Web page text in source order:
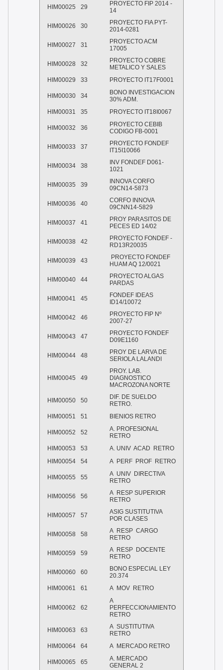
HIM00025 29
PROYECTO FIP 2014 -
14
HIM00026 30
PROYECTO FIA PYT-
2014-0281
HIM00027 31
PROYECTO ACM
17005
HIM00028 32
PROYECTO COBRE
METALICO Y SALES
HIM00029
33 PROYECTO IT17F0001
HIM00030 34
BONO INVESTIGACION
30% ADM.
HIM00031
35 PROYECTO IT18I0067
HIM00032 36
PROYECTO CEBIB
CODIGO FB-0001
HIM00033 37
PROYECTO FONDEF
IT15I10066
HIM00034 38
INV FONDEF D061-
1021
HIM00035 39
INNOVA CORFO
09CN14-5873
HIM00036 40
CORFO INNOVA
09CNN14-5829
HIM00037 41
PROY PARASITOS DE
PECES ED 14/02
HIM00038 42
PROYECTO FONDEF -
RD13R20035
HIM00039 43
PROYECTO FONDEF
HUAM AQ 12/0021
HIM00040 44
PROYECTO ALGAS
PARDAS
HIM00041 45
FONDEF IDEAS
ID14/10072
HIM00042 46
PROYECTO FIP Nº
2007-27
HIM00043 47
PROYECTO FONDEF
D09E1160
HIM00044 48
PROY DE LARVA DE
SERIOLA LALANDI
HIM00045 49
PROY. LAB.
DIAGNOSTICO
MACROZONA NORTE
HIM00050 50
DIF. DE SUELDO
RETRO.
HIM00051
51 BIENIOS RETRO
HIM00052 52
A. PROFESIONAL
RETRO
HIM00053
53
A. UNIV ACAD RETRO
HIM00054
54 A PERF PROF RETRO
HIM00055 55
A UNIV DIRECTIVA
RETRO
HIM00056 56
A RESP SUPERIOR
RETRO
HIM00057 57
ASIG SUSTITUTIVA
POR CLASES
HIM00058 58
A RESP CARGO
RETRO
HIM00059 59
A RESP DOCENTE
RETRO
HIM00060 60
BONO ESPECIAL LEY
20.374
HIM00061
61 A MOV RETRO
HIM00062 62
A
PERFECCIONAMIENTO
RETRO
HIM00063 63
A SUSTITUTIVA
RETRO
HIM00064
64 A MERCADO RETRO
HIM00065 65
A. MERCADO
GENERAL 2